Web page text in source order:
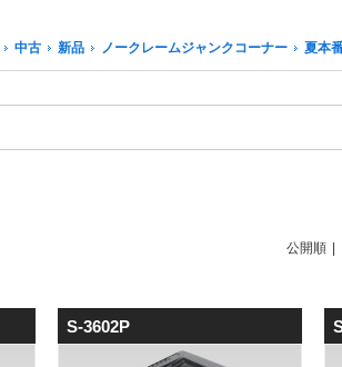
中古 新品 ノークレームジャンクコーナー 夏本
公開順
S-3602P